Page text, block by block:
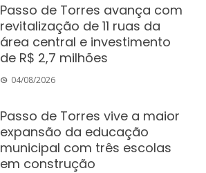
Passo de Torres avança com
revitalização de 11 ruas da
área central e investimento
de R$ 2,7 milhões
04/08/2026
Passo de Torres vive a maior
expansão da educação
municipal com três escolas
em construção